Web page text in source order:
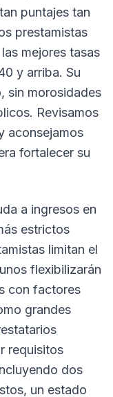
puntajes tan
prestamistas
mejores tasas
y arriba. Su
sin morosidades
Revisamos
aconsejamos
fortalecer su
a ingresos en
estrictos
limitan el
flexibilizarán
con factores
grandes
requisitos
dos
un estado